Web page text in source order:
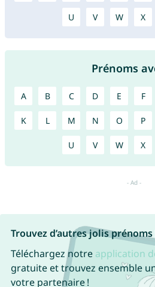
U V W X
Prénoms
A B C D E F
K L M N O P
U V W X
Trouvez d’autres jolis prénoms
Téléchargez notre application
gratuite et trouvez ensemble
votre partenaire !